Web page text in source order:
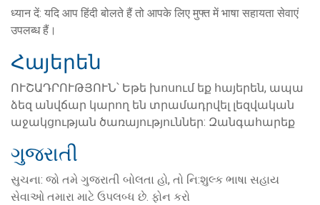
ध्यान दें: यदि आप हिंदी बोलते हैं तो आपके लिए मुफ्त में भाषा सहायता सेवाएं
उपलब्ध हैं।
Հայերեն
ՈՒՇԱԴՐՈՒԹՅՈՒՆ՝ Եթե խոսում եք հայերեն, ապա
ձեզ անվճար կարող են տրամադրվել լեզվական
աջակցության ծառայություններ: Զանգահարեք
ગુજરાતી
સુચના: જો તમે ગુજરાતી બોલતા હો, તો નિ:શુલ્ક ભાષા સહાય
સેવાઓ તમારા માટે ઉપલબ્ધ છે. ફોન કરો